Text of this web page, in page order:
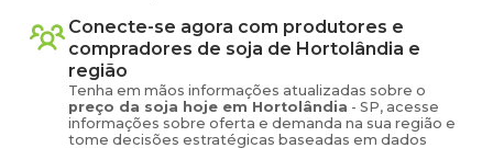
Conecte-se agora com produtores e
compradores de soja de Hortolândia e
região
Tenha em mãos informações atualizadas sobre o
preço da soja hoje em Hortolândia - SP, acesse
informações sobre oferta e demanda na sua região e
tome decisões estratégicas baseadas em dados